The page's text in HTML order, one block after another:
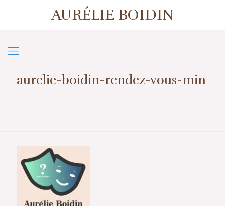
AURÉLIE BOIDIN
aurelie-boidin-rendez-vous-min
1er contact ou prise de rendez-vous